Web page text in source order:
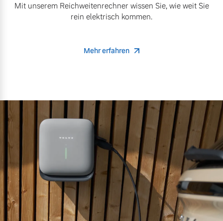
Mit unserem Reichweitenrechner wissen Sie, wie weit Sie
rein elektrisch kommen.
Mehr erfahren